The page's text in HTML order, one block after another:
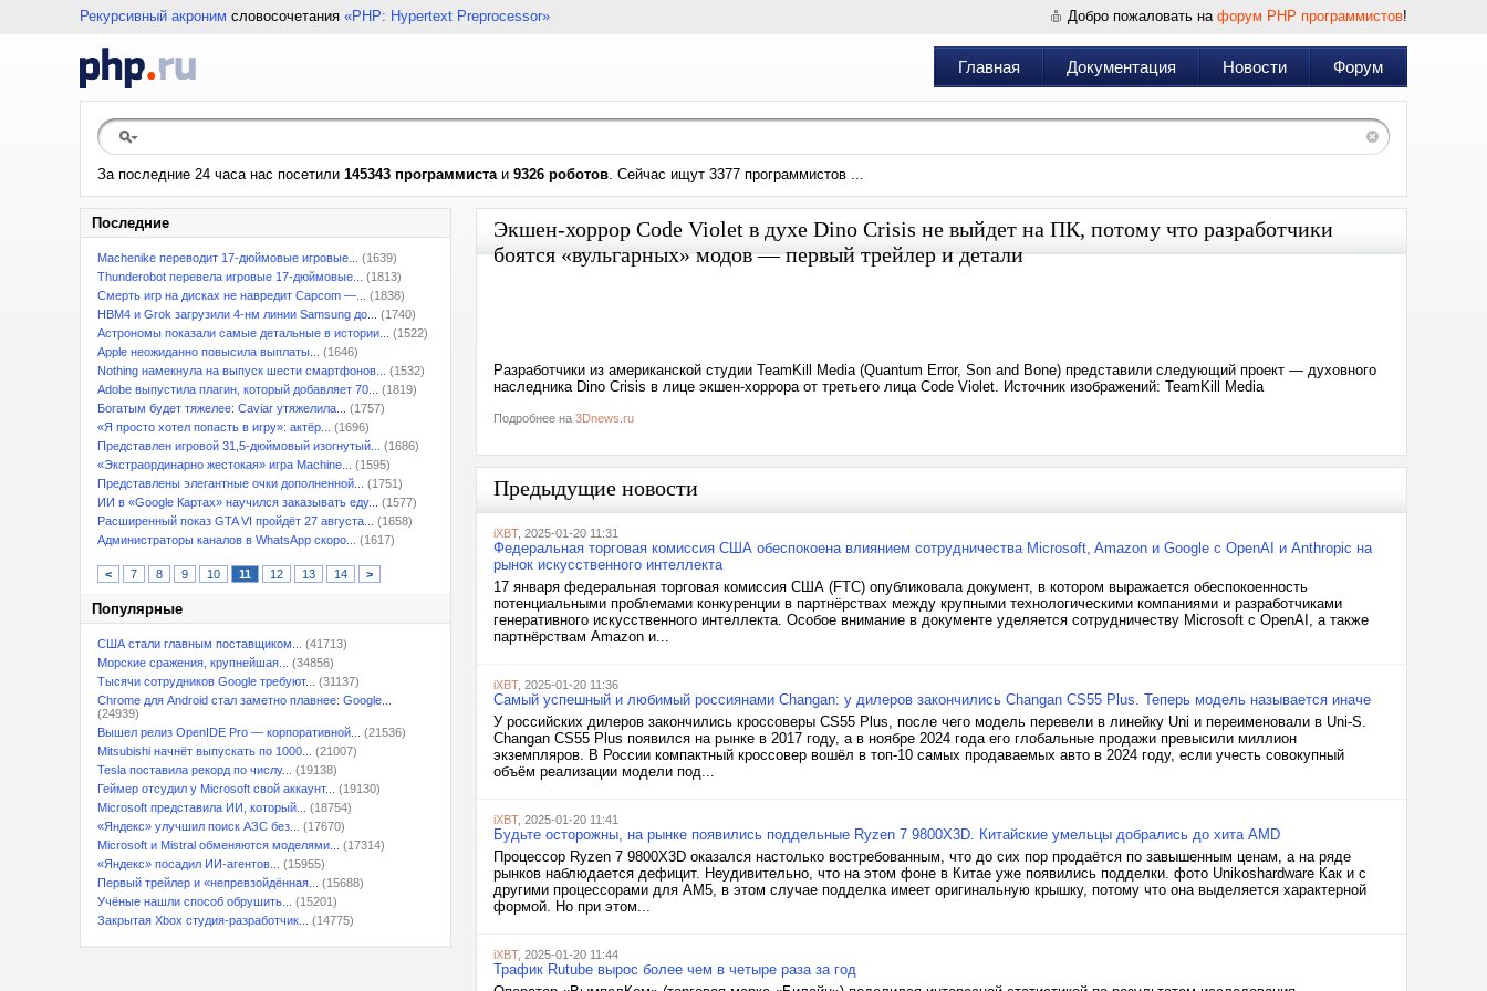
Рекурсивный акроним словосочетания «PHP: Hypertext Preprocessor» Добро пожаловать на форум PHP программистов!
Главная Документация Новости Форум
За последние 24 часа нас посетили 145343 программистаи 9326 роботов. Сейчас ищут 3377 программистов ...
Последние
Machenike переводит 17-дюймовые игровые...
(1639)
Thunderobot перевела игровые 17-дюймовые...
(1813)
Смерть игр на дисках не навредит Capcom —...
(1838)
HBM4 и Grok загрузили 4-нм линии Samsung до...
(1740)
Астрономы показали самые детальные в истории...
(1522)
Apple неожиданно повысила выплаты...
(1646)
Nothing намекнула на выпуск шести смартфонов...
(1532)
Adobe выпустила плагин, который добавляет 70...
(1819)
Богатым будет тяжелее: Caviar утяжелила...
(1757)
«Я просто хотел попасть в игру»: актёр...
(1696)
Представлен игровой 31,5-дюймовый изогнутый...
(1686)
«Экстраординарно жестокая» игра Machine...
(1595)
Представлены элегантные очки дополненной...
(1751)
ИИ в «Google Картах» научился заказывать еду...
(1577)
Расширенный показ GTA VI пройдёт 27 августа...
(1658)
Администраторы каналов в WhatsApp скоро...
(1617)
< 7 8 9 10 11 12 13 14 >
Популярные
США стали главным поставщиком...
(41713)
Морские сражения, крупнейшая...
(34856)
Тысячи сотрудников Google требуют...
(31137)
Chrome для Android стал заметно плавнее: Google...
(24939)
Вышел релиз OpenIDE Pro — корпоративной...
(21536)
Mitsubishi начнёт выпускать по 1000...
(21007)
Tesla поставила рекорд по числу...
(19138)
Геймер отсудил у Microsoft свой аккаунт...
(19130)
Microsoft представила ИИ, который...
(18754)
«Яндекс» улучшил поиск АЗС без...
(17670)
Microsoft и Mistral обменяются моделями...
(17314)
«Яндекс» посадил ИИ-агентов...
(15955)
Первый трейлер и «непревзойдённая...
(15688)
Учёные нашли способ обрушить...
(15201)
Закрытая Xbox студия-разработчик...
(14775)
Экшен-хоррор Code Violet в духе Dino Crisis не выйдет на ПК, потому что разработчики
боятся «вульгарных» модов — первый трейлер и детали
Разработчики из американской студии TeamKill Media (Quantum Error, Son and Bone) представили следующий проект — духовного
наследника Dino Crisis в лице экшен-хоррора от третьего лица Code Violet. Источник изображений: TeamKill Media
Подробнее на 3Dnews.ru
Предыдущие новости
iXBT, 2025-01-20 11:31
Федеральная торговая комиссия США обеспокоена влиянием сотрудничества Microsoft, Amazon и Google с OpenAI и Anthropic на
рынок искусственного интеллекта
17 января федеральная торговая комиссия США (FTC) опубликовала документ, в котором выражается обеспокоенность
потенциальными проблемами конкуренции в партнёрствах между крупными технологическими компаниями и разработчиками
генеративного искусственного интеллекта. Особое внимание в документе уделяется сотрудничеству Microsoft с OpenAI, а также
партнёрствам Amazon и...
iXBT, 2025-01-20 11:36
Самый успешный и любимый россиянами Changan: у дилеров закончились Changan CS55 Plus. Теперь модель называется иначе
У российских дилеров закончились кроссоверы CS55 Plus, после чего модель перевели в линейку Uni и переименовали в Uni-S.
Changan CS55 Plus появился на рынке в 2017 году, а в ноябре 2024 года его глобальные продажи превысили миллион
экземпляров. В России компактный кроссовер вошёл в топ-10 самых продаваемых авто в 2024 году, если учесть совокупный
объём реализации модели под...
iXBT, 2025-01-20 11:41
Будьте осторожны, на рынке появились поддельные Ryzen 7 9800X3D. Китайские умельцы добрались до хита AMD
Процессор Ryzen 7 9800X3D оказался настолько востребованным, что до сих пор продаётся по завышенным ценам, а на ряде
рынков наблюдается дефицит. Неудивительно, что на этом фоне в Китае уже появились подделки. фото Unikoshardware Как и с
другими процессорами для AM5, в этом случае подделка имеет оригинальную крышку, потому что она выделяется характерной
формой. Но при этом...
iXBT, 2025-01-20 11:44
Трафик Rutube вырос более чем в четыре раза за год